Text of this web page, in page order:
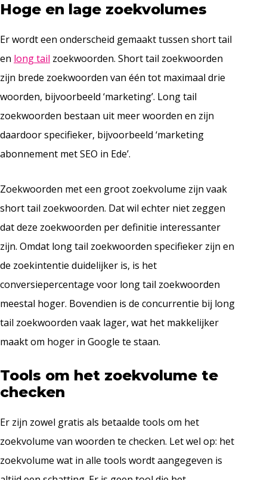
Hoge en lage zoekvolumes
Er wordt een onderscheid gemaakt tussen short tail
en long tail zoekwoorden. Short tail zoekwoorden
zijn brede zoekwoorden van één tot maximaal drie
woorden, bijvoorbeeld ‘marketing’. Long tail
zoekwoorden bestaan uit meer woorden en zijn
daardoor specifieker, bijvoorbeeld ‘marketing
abonnement met SEO in Ede’.
Zoekwoorden met een groot zoekvolume zijn vaak
short tail zoekwoorden. Dat wil echter niet zeggen
dat deze zoekwoorden per definitie interessanter
zijn. Omdat long tail zoekwoorden specifieker zijn en
de zoekintentie duidelijker is, is het
conversiepercentage voor long tail zoekwoorden
meestal hoger. Bovendien is de concurrentie bij long
tail zoekwoorden vaak lager, wat het makkelijker
maakt om hoger in Google te staan.
Tools om het zoekvolume te
checken
Er zijn zowel gratis als betaalde tools om het
zoekvolume van woorden te checken. Let wel op: het
zoekvolume wat in alle tools wordt aangegeven is